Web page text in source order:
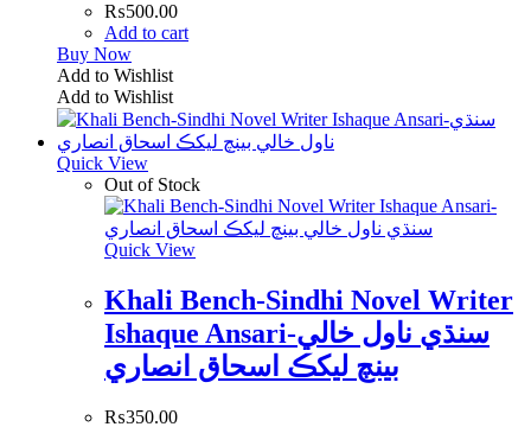
₨500.00
Add to cart
Buy Now
Add to Wishlist
Add to Wishlist
Quick View
Out of Stock
Quick View
Khali Bench-Sindhi Novel Writer
Ishaque Ansari-سنڌي ناول خالي
بينچ ليکڪ اسحاق انصاري
₨350.00